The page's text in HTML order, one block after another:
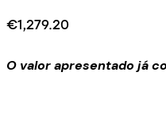
€1,279.20
O valor apresentado já